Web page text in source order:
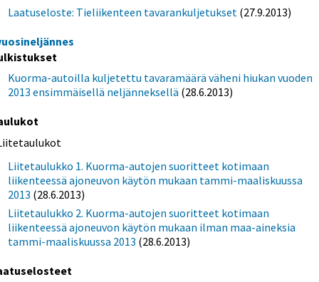
Laatuseloste: Tieliikenteen tavarankuljetukset (27.9.2013)
Kuorma-autoilla kuljetettu tavaramäärä väheni hiukan vuoden
2013 ensimmäisellä neljänneksellä (28.6.2013)
Liitetaulukko 1. Kuorma-autojen suoritteet kotimaan
liikenteessä ajoneuvon käytön mukaan tammi-maaliskuussa
2013 (28.6.2013)
Liitetaulukko 2. Kuorma-autojen suoritteet kotimaan
liikenteessä ajoneuvon käytön mukaan ilman maa-aineksia
tammi-maaliskuussa 2013 (28.6.2013)